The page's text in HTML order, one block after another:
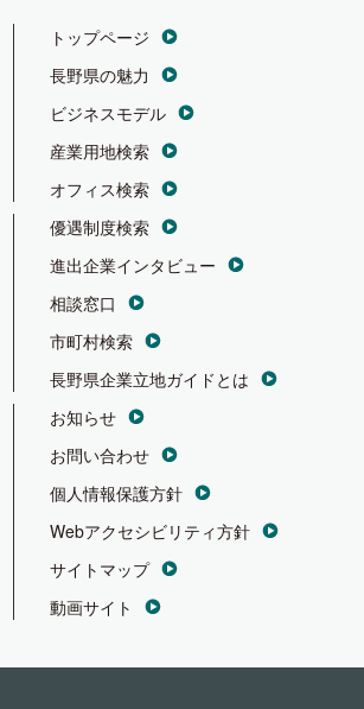
トップページ
長野県の魅力
ビジネスモデル
産業用地検索
オフィス検索
優遇制度検索
進出企業インタビュー
相談窓口
市町村検索
長野県企業立地ガイドとは
お知らせ
お問い合わせ
個人情報保護方針
Webアクセシビリティ方針
サイトマップ
動画サイト